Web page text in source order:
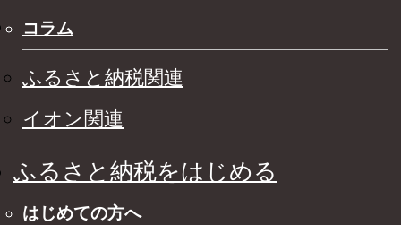
コラム
ふるさと納税関連
イオン関連
ふるさと納税をはじめる
はじめての方へ